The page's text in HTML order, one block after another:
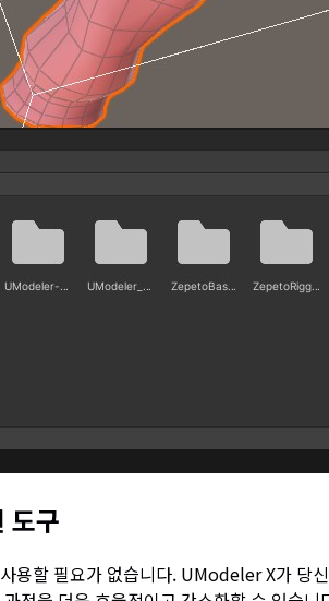
구
용할 필요가 없습니다. UModeler X가